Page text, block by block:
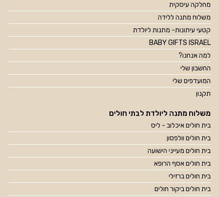
מחלקה עיסקית
משלוח מתנה ללידה
קטעי עיתונות- מתנות ליולדת
BABY GIFTS ISRAEL
למה אנחנו?
החשבון שלי
המועדפים שלי
תקנון
משלוח מתנה ליולדת לבתי חולים
בית חולים איכלוב - ליס
בית חולים וולפסון
בית חולים מעייני הישועה
בית חולים אסף הרופא
בית חולים ברזילי
בית חולים ביקור חולים